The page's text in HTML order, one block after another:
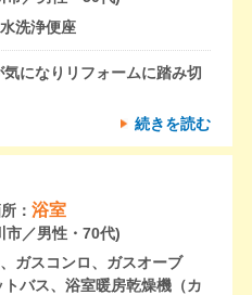
洗浄便座
になりリフォームに踏み切
続きを読む
： 浴室
市／男性・70代)
ガスコンロ、ガスオーブ
バス、浴室暖房乾燥機（カ